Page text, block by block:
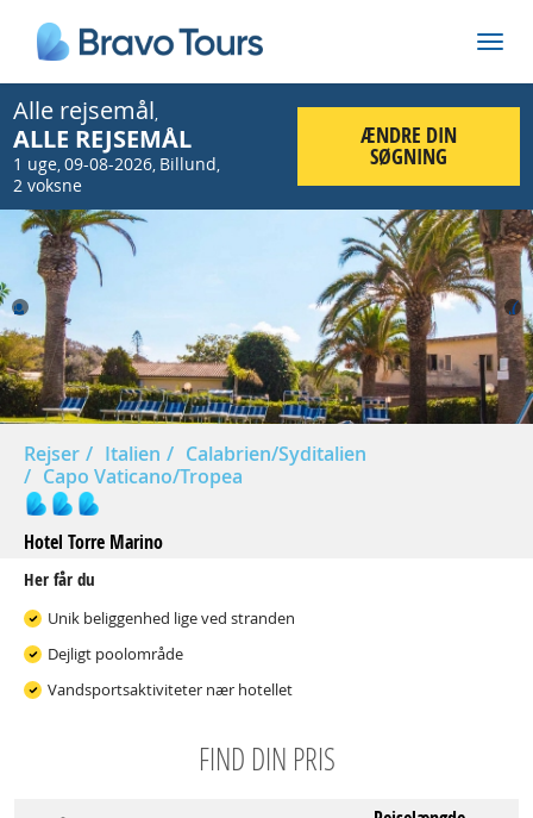
Alle rejsemål,
ALLE REJSEMÅL
1 uge,09-08-2026, Billund,
2 voksne
ÆNDRE DIN
SØGNING
Prev
Rejser Italien
Calabrien/Syditalien
Capo Vaticano/Tropea
Hotel Torre Marino
Her får du
Unik beliggenhed lige ved stranden
Dejligt poolområde
Vandsportsaktiviteter nær hotellet
FIND DIN PRIS